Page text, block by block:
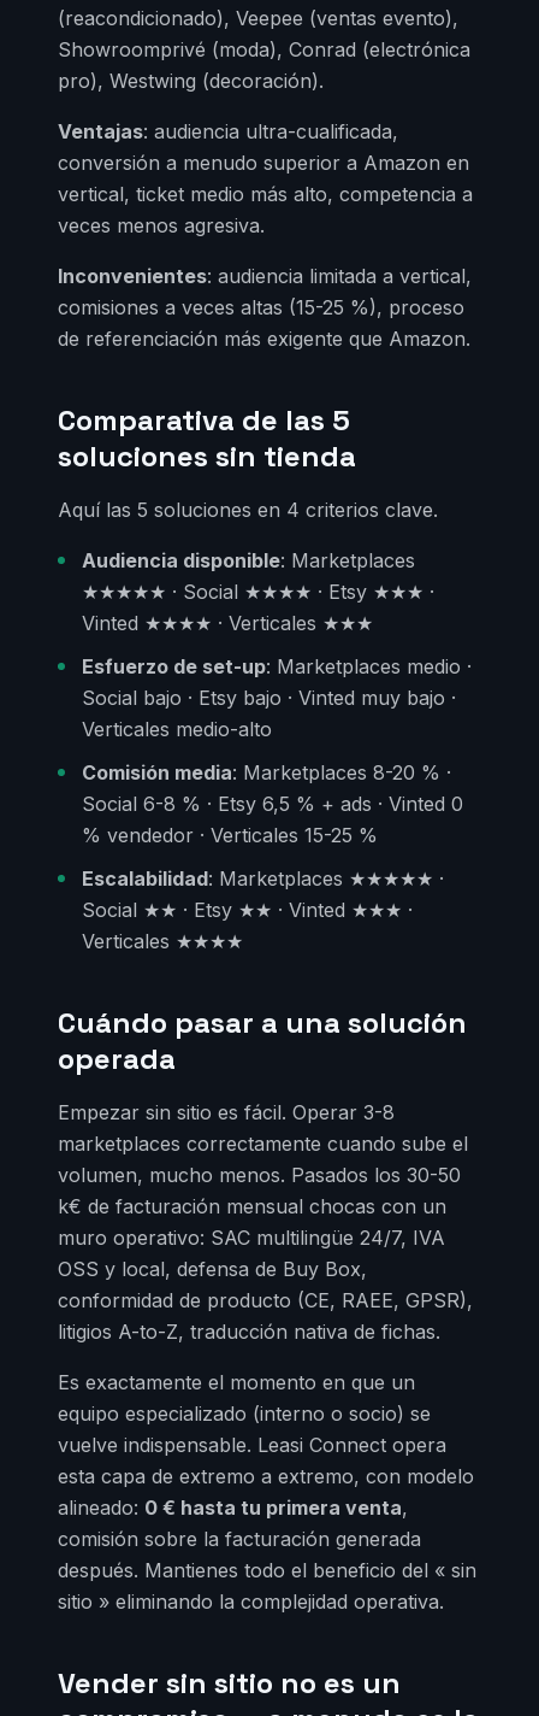
(reacondicionado), Veepee (ventas evento),
Showroomprivé (moda), Conrad (electrónica
pro), Westwing (decoración).
Ventajas: audiencia ultra-cualificada,
conversión a menudo superior a Amazon en
vertical, ticket medio más alto, competencia a
veces menos agresiva.
Inconvenientes: audiencia limitada a vertical,
comisiones a veces altas (15-25 %), proceso
de referenciación más exigente que Amazon.
Comparativa de las 5
soluciones sin tienda
Aquí las 5 soluciones en 4 criterios clave.
Audiencia disponible: Marketplaces
★★★★★ · Social ★★★★ · Etsy ★★★ ·
Vinted ★★★★ · Verticales ★★★
Esfuerzo de set-up: Marketplaces medio ·
Social bajo · Etsy bajo · Vinted muy bajo ·
Verticales medio-alto
Comisión media: Marketplaces 8-20 % ·
Social 6-8 % · Etsy 6,5 % + ads · Vinted 0
% vendedor · Verticales 15-25 %
Escalabilidad: Marketplaces ★★★★★ ·
Social ★★ · Etsy ★★ · Vinted ★★★ ·
Verticales ★★★★
Cuándo pasar a una solución
operada
Empezar sin sitio es fácil. Operar 3-8
marketplaces correctamente cuando sube el
volumen, mucho menos. Pasados los 30-50
k€ de facturación mensual chocas con un
muro operativo: SAC multilingüe 24/7, IVA
OSS y local, defensa de Buy Box,
conformidad de producto (CE, RAEE, GPSR),
litigios A-to-Z, traducción nativa de fichas.
Es exactamente el momento en que un
equipo especializado (interno o socio) se
vuelve indispensable. Leasi Connect opera
esta capa de extremo a extremo, con modelo
alineado: 0 € hasta tu primera venta,
comisión sobre la facturación generada
después. Mantienes todo el beneficio del « sin
sitio » eliminando la complejidad operativa.
Vender sin sitio no es un